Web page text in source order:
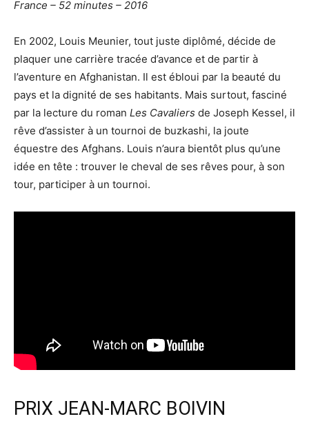
France – 52 minutes – 2016
En 2002, Louis Meunier, tout juste diplômé, décide de
plaquer une carrière tracée d’avance et de partir à
l’aventure en Afghanistan. Il est ébloui par la beauté du
pays et la dignité de ses habitants. Mais surtout, fasciné
par la lecture du roman Les Cavaliers de Joseph Kessel, il
rêve d’assister à un tournoi de buzkashi, la joute
équestre des Afghans. Louis n’aura bientôt plus qu’une
idée en tête : trouver le cheval de ses rêves pour, à son
tour, participer à un tournoi.
PRIX JEAN-MARC BOIVIN